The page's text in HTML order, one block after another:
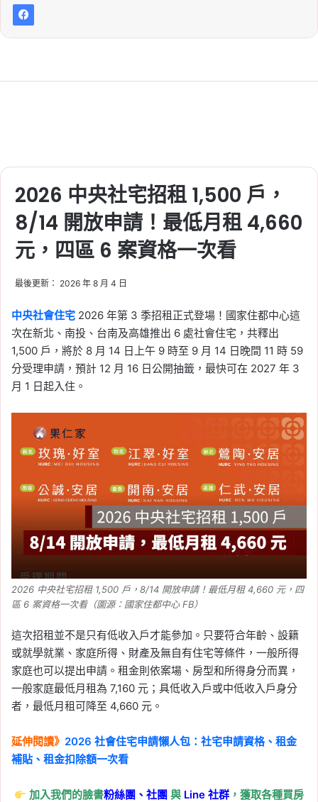
2026 中央社宅招租 1,500 戶，
8/14 開放申請！最低月租 4,660
元，四區 6 案資格一次看
最後更新： 2026 年 8 月 4 日
中央社會住宅 2026 年第 3 季招租正式登場！國家住都中心這
次在新北、南投、台南及高雄推出 6 處社會住宅，共釋出
1,500 戶，將於 8 月 14 日上午 9 時至 9 月 14 日晚間 11 時 59
分受理申請，預計 12 月 16 日公開抽籤，最快可在 2027 年 3
月 1 日起入住。
2026 中央社宅招租 1,500 戶，8/14 開放申請！最低月租 4,660 元，四
區 6 案資格一次看（圖源：國家住都中心 FB）
這次招租並不是只有低收入戶才能參加。只要符合年齡、設籍
或就學就業、家庭所得、財產及無自有住宅等條件，一般所得
家庭也可以提出申請。租金則依案場、房型和所得身分而異，
一般家庭最低月租為 7,160 元；具低收入戶或中低收入戶身分
者，最低月租可降至 4,660 元。
延伸閱讀》 2026 社會住宅申請懶人包：社宅申請資格、租金
補貼、租金扣除額一次看
加入我們的臉書粉絲團、社團與 Line社群 ，獲取各種買房